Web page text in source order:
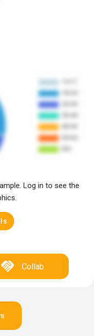
Log in to see the
Collab